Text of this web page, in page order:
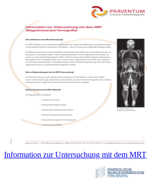
Information zur Untersuchung mit dem MRT